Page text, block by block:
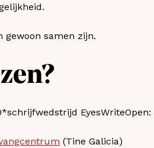
samen zijn.
EyesWriteOpen:
(Tine Galicia)